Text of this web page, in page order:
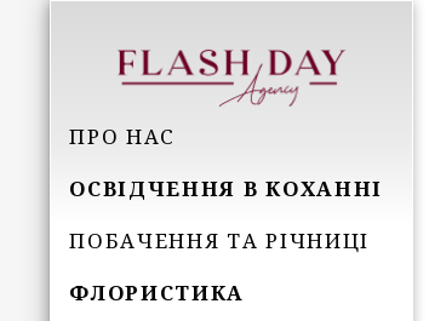
ПРО НАС
ОСВІДЧЕННЯ В КОХАННІ
ПОБАЧЕННЯ ТА РІЧНИЦІ
ФЛОРИСТИКА